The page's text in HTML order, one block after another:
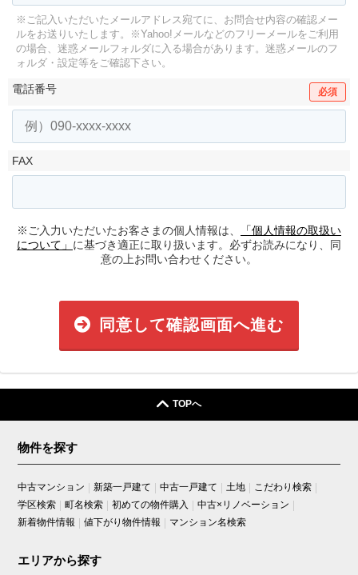
※ご記入いただいたメールアドレス宛てに、お問合せ内容の確認メー
ルをお送りいたします。
※Yahoo!メールなどのフリーメールをご利用
の場合、迷惑メールフォルダに入る場合があります。 迷惑メールのフ
ォルダ・設定等をご確認下さい。
電話番号 必須
FAX
※ご入力いただいたお客さまの個人情報は、
「個人情報の取扱い
について」 に基づき適正に取り扱います。必ずお読みになり、同
意の上お問い合わせください。
同意して確認画面へ進む
TOPへ
物件を探す
中古マンション 新築一戸建て 中古一戸建て 土地
こだわり検索
学区検索
町名検索 初めての物件購入
中古×リノベーション
新着物件情報
値下がり物件情報 マンション名検索
エリアから探す